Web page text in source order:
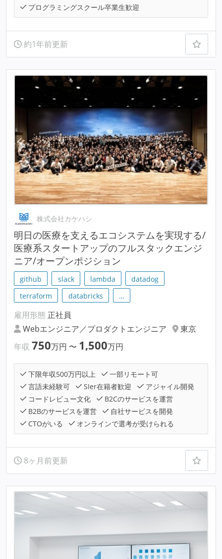
プログラミングスクール卒業生歓迎
約1年前更新
株式会社カケハシ
明⽇の医療を支えるエコシステムを実現する/
医療系スタートアップのフルスタックエンジ
ニア/オープンポジション
github slack lambda
datadog
terraform
databricks …
雇用形態 正社員
Webエンジニア／プロダクトエンジニア
東京
年収 750万円 〜 1,500万円
下限年収500万円以上
一部リモート可
言語未経験可
SIer在籍者歓迎
アジャイル開発
コードレビュー文化
B2Cのサービスを運営
B2Bのサービスを運営
自社サービスを開発
CTOがいる
オンラインで選考が受けられる
8ヶ月前更新